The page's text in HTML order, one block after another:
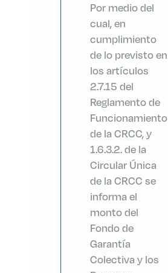
Por medio del
cual, en
cumplimiento
de lo previsto en
los artículos
2.7.15 del
Reglamento de
Funcionamiento
de la CRCC, y
1.6.3.2. de la
Circular Única
de la CRCC se
informa el
monto del
Fondo de
Garantía
Colectiva y los